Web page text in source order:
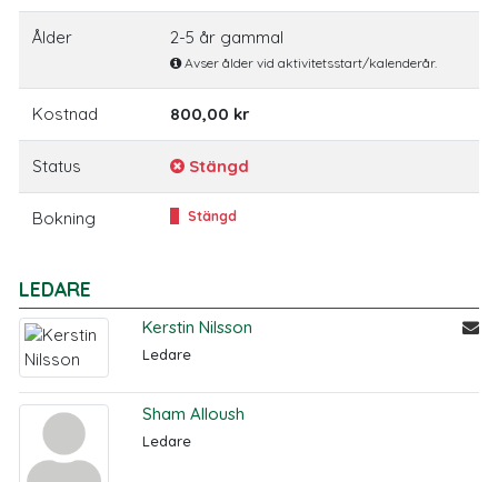
LEDARE
Kerstin Nilsson
Ledare
Sham Alloush
Ledare
Ålder 2-5 år gammal
Avser ålder vid aktivitetsstart/kalenderår.
Kostnad 800,00 kr
Status Stängd
Bokning Stängd